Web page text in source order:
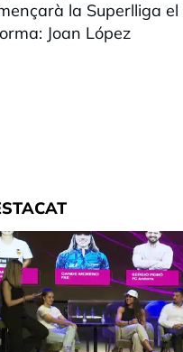
la Superlliga
Joan López